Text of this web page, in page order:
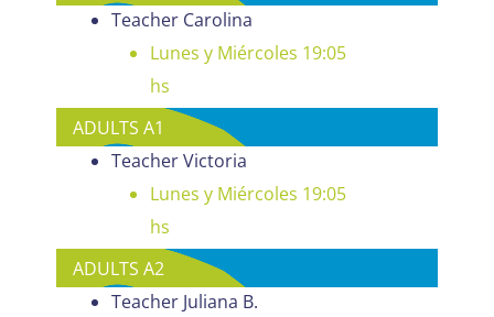
Teacher Carolina
Lunes y Miércoles 19:05
hs
ADULTS A1
Teacher Victoria
Lunes y Miércoles 19:05
hs
ADULTS A2
Teacher Juliana B.